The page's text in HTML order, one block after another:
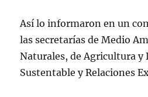
Así lo informaron en un
las secretarías de Medio
Naturales, de Agricultura y
Sustentable y Relaciones